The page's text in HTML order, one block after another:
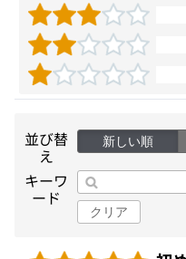
並び替
え
新しい順
キーワ
ード
クリア